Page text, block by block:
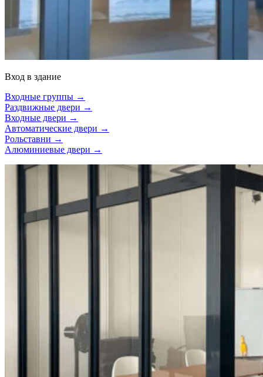
Вход в здание
Входные группы →
Раздвижные двери →
Входные двери →
Автоматические двери →
Рольставни →
Алюминиевые двери →